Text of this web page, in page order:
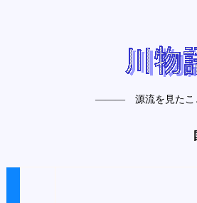
――― 源流を見たこと